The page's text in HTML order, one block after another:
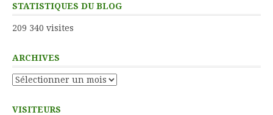
STATISTIQUES DU BLOG
209 340 visites
ARCHIVES
Archives
VISITEURS